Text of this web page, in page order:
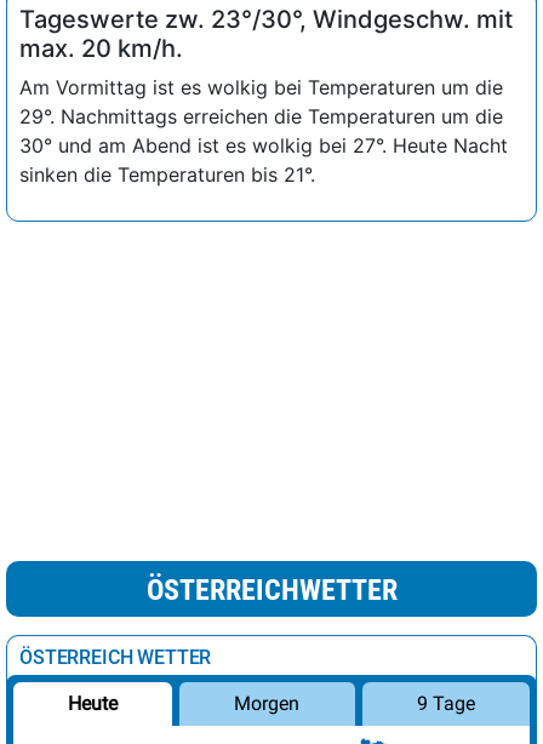
Tageswerte zw. 23°/30°, Windgeschw. mit
max. 20 km/h.
Am Vormittag ist es wolkig bei Temperaturen um die
29°. Nachmittags erreichen die Temperaturen um die
30° und am Abend ist es wolkig bei 27°. Heute Nacht
sinken die Temperaturen bis 21°.
ÖSTERREICHWETTER
ÖSTERREICH WETTER
Heute Morgen 9 Tage